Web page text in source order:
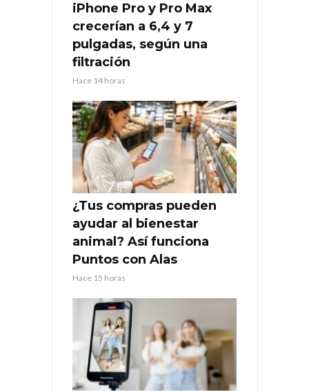
iPhone Pro y Pro Max
crecerían a 6,4 y 7
pulgadas, según una
filtración
Hace 14 horas
¿Tus compras pueden
ayudar al bienestar
animal? Así funciona
Puntos con Alas
Hace 15 horas